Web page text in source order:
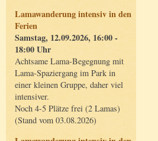
Lamawanderung intensiv in den
Ferien
Samstag, 12.09.2026, 16:00 -
18:00 Uhr
Achtsame Lama-Begegnung mit
Lama-Spaziergang im Park in
einer kleinen Gruppe, daher viel
intensiver.
Noch 4-5 Plätze frei (2 Lamas)
(Stand vom 03.08.2026)